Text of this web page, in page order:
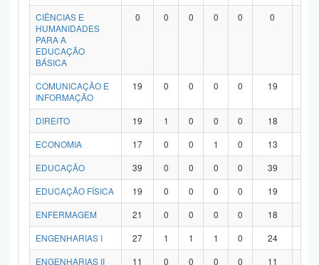
CIÊNCIAS E
HUMANIDADES
PARA A
EDUCAÇÃO
BÁSICA
0 0 0 0 0 0
COMUNICAÇÃO E
INFORMAÇÃO
19 0 0 0 0 19
DIREITO 19 1 0 0 0 18
ECONOMIA
17 0 0 1 0 13
EDUCAÇÃO
39 0 0 0 0 39
EDUCAÇÃO FÍSICA
19 0 0 0 0 19
ENFERMAGEM
21 0 0 0 0 18
ENGENHARIAS I
27 1 1 1 0 24
ENGENHARIAS II
11 0 0 0 0 11